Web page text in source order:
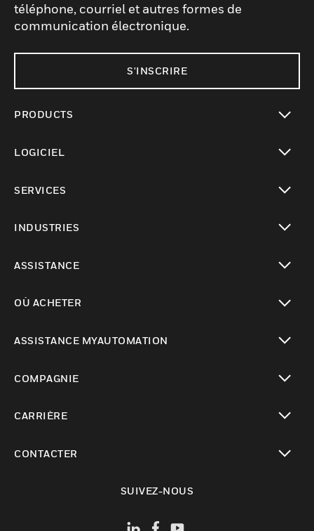
téléphone, courriel et autres formes de
communication électronique.
S'INSCRIRE
PRODUCTS
LOGICIEL
SERVICES
INDUSTRIES
ASSISTANCE
OÙ ACHETER
ASSISTANCE MYAUTOMATION
COMPAGNIE
CARRIÈRE
CONTACTER
SUIVEZ-NOUS